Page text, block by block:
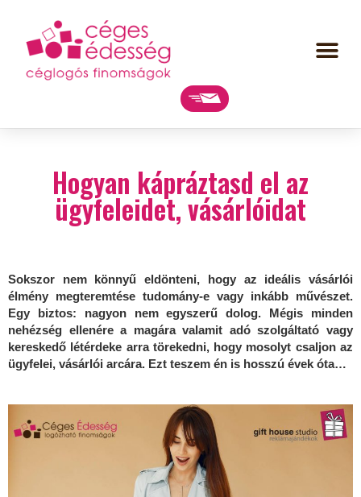
Hogyan kápráztasd el az
ügyfeleidet, vásárlóidat
Sokszor nem könnyű eldönteni, hogy az ideális vásárlói
élmény megteremtése tudomány-e vagy inkább művészet.
Egy biztos: nagyon nem egyszerű dolog. Mégis minden
nehézség ellenére a magára valamit adó szolgáltató vagy
kereskedő létérdeke arra törekedni, hogy mosolyt csaljon az
ügyfelei, vásárlói arcára. Ezt teszem én is hosszú évek óta…